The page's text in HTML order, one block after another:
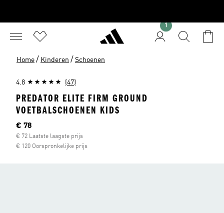
1
Home / Kinderen / Schoenen
4.8 (47)
PREDATOR ELITE FIRM GROUND
VOETBALSCHOENEN KIDS
Huidige prijs
€ 78
€ 72 Laatste laagste prijs
€ 120 Oorspronkelijke prijs